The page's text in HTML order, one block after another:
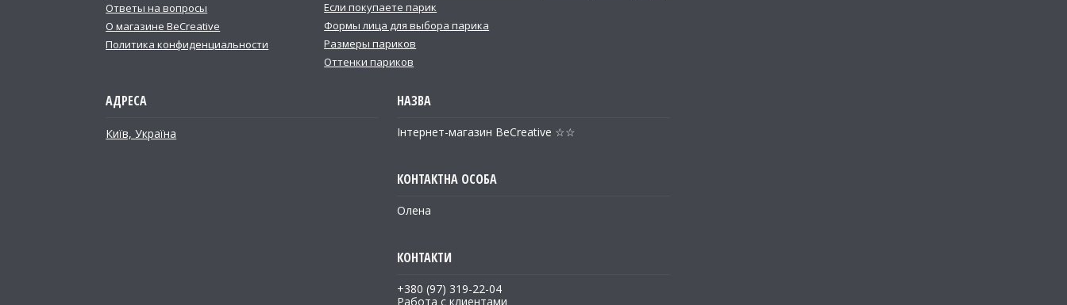
Ответы на вопросы
О магазине BeCreative
Политика конфиденциальности
Если покупаете парик
Формы лица для выбора парика
Размеры париков
Оттенки париков
Київ, Україна Інтернет-магазин BeCreative ☆☆
Олена
+380 (97) 319-22-04
Работа с клиентами